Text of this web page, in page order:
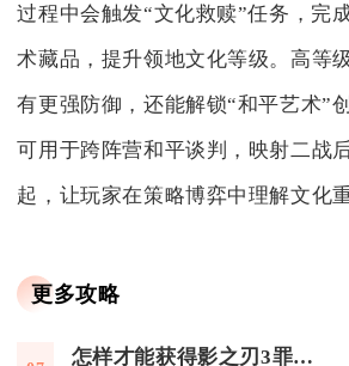
过程中会触发“文化救赎”任务，完
术藏品，提升领地文化等级。高等
有更强防御，还能解锁“和平艺术”
可用于跨阵营和平谈判，映射二战
起，让玩家在策略博弈中理解文化
更多攻略
怎样才能获得影之刃3罪业武器